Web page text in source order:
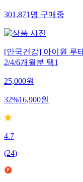
무료배송
301,871명구매중
[안국건강] 아이원 루
2/4/6개월분 택1
25,000원
32%16,900원
4.7
(24)